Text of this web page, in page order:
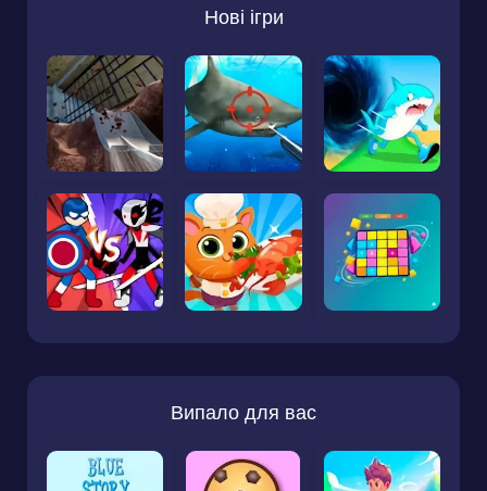
Нові ігри
Випало для вас